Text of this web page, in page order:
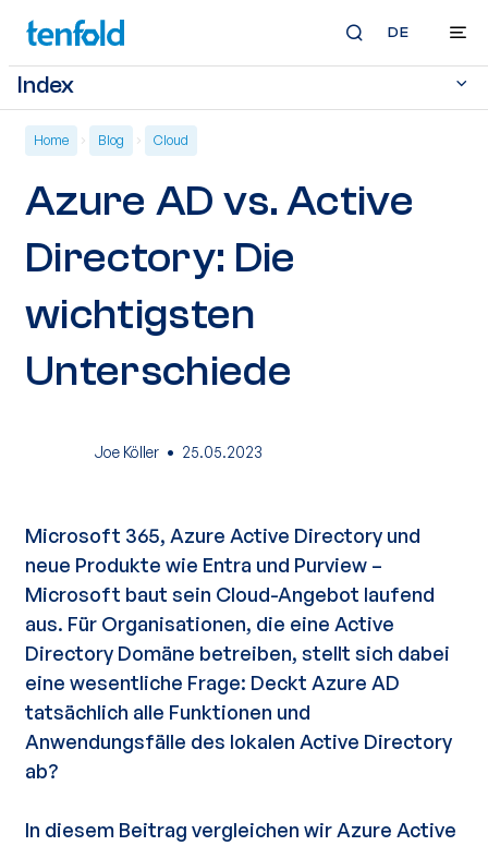
DE
Home Blog Cloud
Azure AD vs. Active
Directory: Die
wichtigsten
Unterschiede
Joe Köller · 25.05.2023
Microsoft 365, Azure Active Directory und
neue Produkte wie Entra und Purview –
Microsoft baut sein Cloud-Angebot laufend
aus. Für Organisationen, die eine Active
Directory Domäne betreiben, stellt sich dabei
eine wesentliche Frage: Deckt Azure AD
tatsächlich alle Funktionen und
Anwendungsfälle des lokalen Active Directory
ab?
In diesem Beitrag vergleichen wir Azure Active
Index